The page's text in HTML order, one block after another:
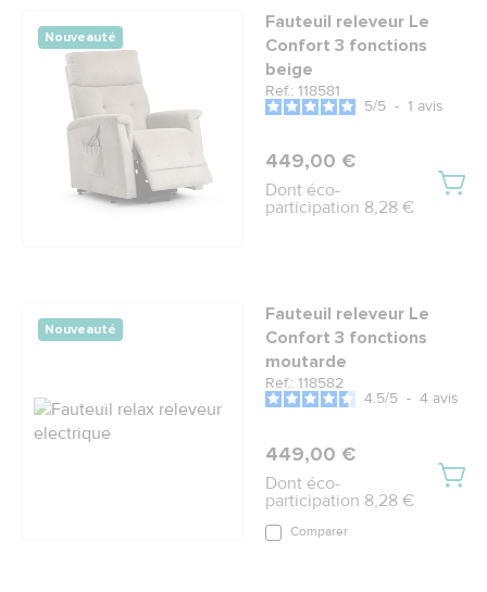
Nouveauté
Fauteuil releveur Le
Confort 3 fonctions
beige
Ref.: 118581
5/5 - 1 avis
449,00 €
Dont éco-
participation 8,28 €
Nouveauté
Fauteuil releveur Le
Confort 3 fonctions
moutarde
Ref.: 118582
4.5/5 - 4 avis
449,00 €
Dont éco-
participation 8,28 €
Comparer